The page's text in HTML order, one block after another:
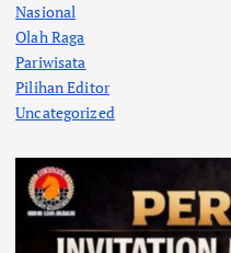
Nasional
Olah Raga
Pariwisata
Pilihan Editor
Uncategorized